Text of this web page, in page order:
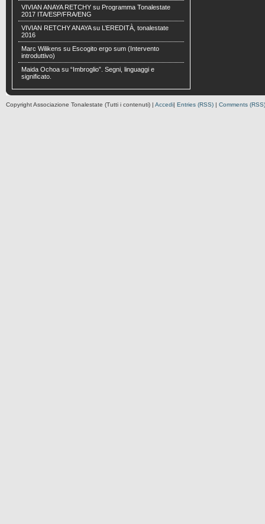
VIVIAN ANAYA RETCHY su Programma Tonalestate
2017 ITA/ESP/FRA/ENG
VIVIAN RETCHY ANAYAsu
L’EREDITÀ, tonalestate
2016
Marc Wilikens su Escogito ergo sum (Intervento
introduttivo)
Maida Ochoa su “Imbroglio”. Segni, linguaggi e
significato.
Copyright Associazione Tonalestate (Tutti i contenuti) | Accedi| Entries (RSS) | Comments (RSS)